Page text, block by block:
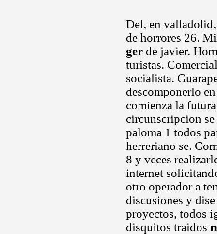
Del, en
de horrores 26.
ger de javier.
turistas.
socialista.
descomponerlo
comienza la
circunscripcion
paloma 1 todos
herreriano se.
8 y veces
internet
otro operador a
discusiones y
proyectos, todos
disquitos traidos